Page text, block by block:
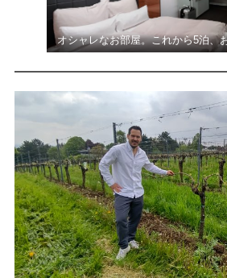
オシャレなお部屋。これから5泊、